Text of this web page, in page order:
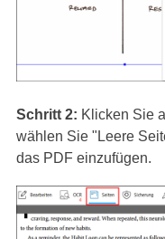
Schritt 2: Klicken Sie
wählen Sie "Leere
das PDF einzufügen.